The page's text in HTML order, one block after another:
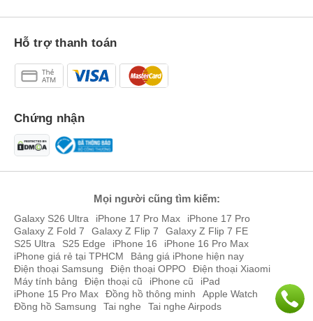
Bên cạnh đó, bộ đôi S8 và S8 Plus được chạy trên nền Android 7.0
Hệ thống camera đáp ứng tốt khả năng chụp ảnh
So với phiên bản tiền nhiệm thì dòng S8 và S8 Plus có chút nâng
cấp ở camera trước với độ phân giải 8MP, khả năng quay video lên
đến 4K.
Hỗ trợ thanh toán
Chứng nhận
Mọi người cũng tìm kiếm:
Galaxy S26 Ultra iPhone 17 Pro Max
iPhone 17 Pro
Galaxy Z Fold 7
Galaxy Z Flip 7
Galaxy Z Flip 7 FE
S25 Ultra
S25 Edge iPhone 16
iPhone 16 Pro Max
iPhone giá rẻ tại TPHCM
Bảng giá iPhone hiện nay
Điện thoại Samsung
Điện thoại OPPO
Điện thoại Xiaomi
Máy tính bảng
Điện thoại cũ iPhone cũ
iPad
iPhone 15 Pro Max
Đồng hồ thông minh
Apple Watch
Đồng hồ Samsung
Tai nghe Tai nghe Airpods